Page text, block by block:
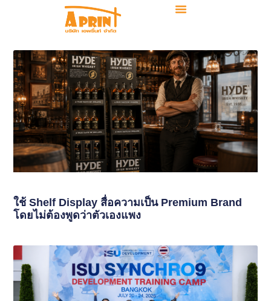
ใช้ Shelf Display สื่อความเป็น Premium Brand
โดยไม่ต้องพูดว่าตัวเองแพง